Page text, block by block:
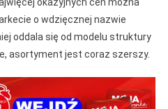
o wdzięcznej nazwie
oddala się od modelu struktury
asortyment jest coraz szerszy.